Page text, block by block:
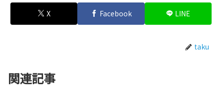
X Facebook LINE
taku
関連記事